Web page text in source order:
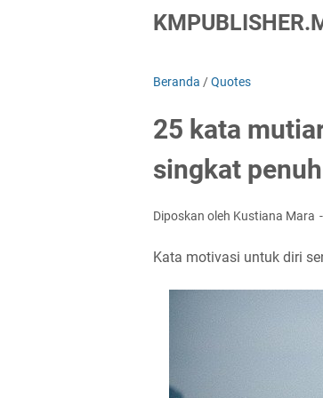
Beranda /Quotes
25 kata
singkat
Diposkan oleh Kustiana Mara
Kata motivasi untuk diri